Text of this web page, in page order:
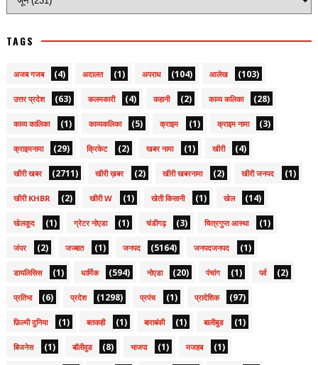
TAGS
अजब गजब (4) अदालत (1) अपराध (104) आलेख (103)
उत्तर प्रदेश (63) कलमकारी (4) कहानी (2) काव्य कलिका (28)
काव्य कालिका (1) काव्यकलिका (5) क्राइम (1) क्राइम नामा (3)
क्राइमनामा (29) क्रिकेट (2) खबर नामा (1) खीरी (4)
खीरी खबर (2711) खीरी ख़बर (2) खीरी खबरनामा (2) खीरी जनपद (1)
खीरी KHBR (2) खीरी W (1) खेती किसानी (1) खेल (14)
खेलकूद (1) ग्रेटर नोएडा (1) चंडीगढ़ (3) चित्रगुप्त आस्था (1)
जंपर (2) जज्बात (1) जनपद (5164) जनपदजनपद (1)
डायलिसिस (1) धार्मिक (594) नोएडा (20) पंचांग (1) पर्व (2)
प्रतिभा (6) प्रदेश (1298) प्रपंच (1) प्रादेशिक (97)
फ़िल्मी दुनिया (1) बतकही (1) बाराबंकी (1) बालीबुड (1)
बिजनेस (1) बॉलीवुड (8) भाजपा (1) मजहब (1)